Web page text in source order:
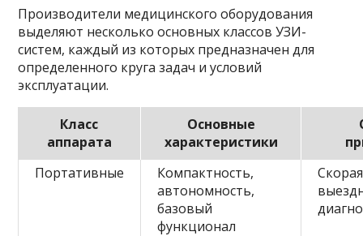
Производители медицинского оборудования
выделяют несколько основных классов УЗИ-
систем, каждый из которых предназначен для
определенного круга задач и условий
эксплуатации.
Класс
аппарата
Основные
характеристики
Портативные
Компактность,
автономность,
базовый
функционал